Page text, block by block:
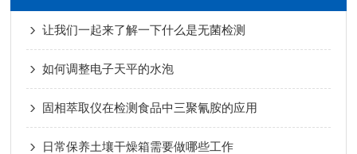
让我们一起来了解一下什么是无菌检测
如何调整电子天平的水泡
固相萃取仪在检测食品中三聚氰胺的应用
日常保养土壤干燥箱需要做哪些工作